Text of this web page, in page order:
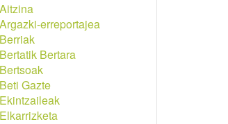
Aitzina
Argazki-erreportajea
Berriak
Bertatik Bertara
Bertsoak
Beti Gazte
Ekintzaileak
Elkarrizketa